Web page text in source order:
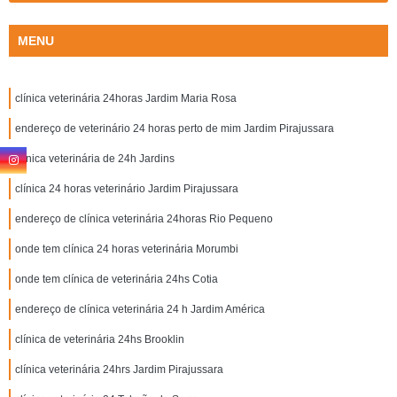
MENU
clínica veterinária 24horas Jardim Maria Rosa
endereço de veterinário 24 horas perto de mim Jardim Pirajussara
clínica veterinária de 24h Jardins
clínica 24 horas veterinário Jardim Pirajussara
endereço de clínica veterinária 24horas Rio Pequeno
onde tem clínica 24 horas veterinária Morumbi
onde tem clínica de veterinária 24hs Cotia
endereço de clínica veterinária 24 h Jardim América
clínica de veterinária 24hs Brooklin
clínica veterinária 24hrs Jardim Pirajussara